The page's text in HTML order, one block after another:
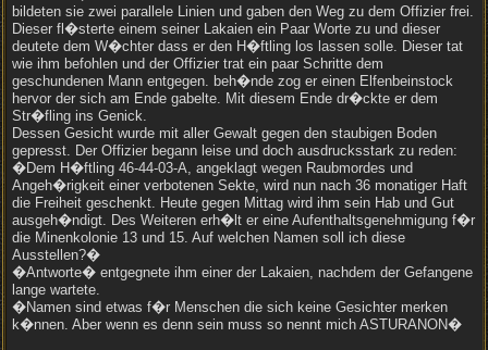
bildeten sie zwei parallele Linien und gaben den Weg zu dem Offizier frei.
Dieser fl�sterte einem seiner Lakaien ein Paar Worte zu und dieser
deutete dem W�chter dass er den H�ftling los lassen solle. Dieser tat
wie ihm befohlen und der Offizier trat ein paar Schritte dem
geschundenen Mann entgegen. beh�nde zog er einen Elfenbeinstock
hervor der sich am Ende gabelte. Mit diesem Ende dr�ckte er dem
Str�fling ins Genick.
Dessen Gesicht wurde mit aller Gewalt gegen den staubigen Boden
gepresst. Der Offizier begann leise und doch ausdrucksstark zu reden:
�Dem H�ftling 46-44-03-A, angeklagt wegen Raubmordes und
Angeh�rigkeit einer verbotenen Sekte, wird nun nach 36 monatiger Haft
die Freiheit geschenkt. Heute gegen Mittag wird ihm sein Hab und Gut
ausgeh�ndigt. Des Weiteren erh�lt er eine Aufenthaltsgenehmigung f�r
die Minenkolonie 13 und 15. Auf welchen Namen soll ich diese
Ausstellen?�
�Antworte� entgegnete ihm einer der Lakaien, nachdem der Gefangene
lange wartete.
�Namen sind etwas f�r Menschen die sich keine Gesichter merken
k�nnen. Aber wenn es denn sein muss so nennt mich ASTURANON�